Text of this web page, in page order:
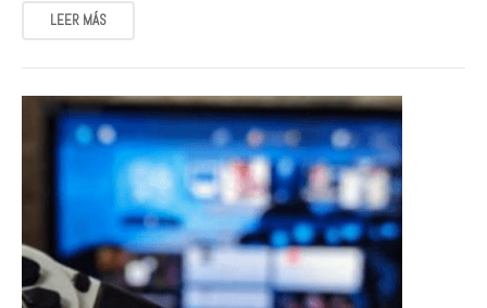
LEER MÁS